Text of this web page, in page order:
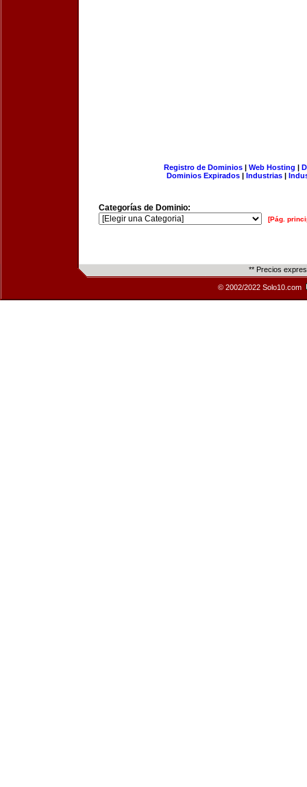
Registro de Dominios| Web Hosting |
Dominios Expirados | Industrias |
Categorías de Dominio:
[Pág.
** Precios
© 2002/2022 Solo10.com